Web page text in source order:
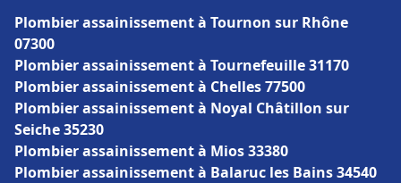
Plombier assainissement à Tournon sur Rhône
07300
Plombier assainissement à Tournefeuille 31170
Plombier assainissement à Chelles 77500
Plombier assainissement à Noyal Châtillon sur
Seiche 35230
Plombier assainissement à Mios 33380
Plombier assainissement à Balaruc les Bains 34540